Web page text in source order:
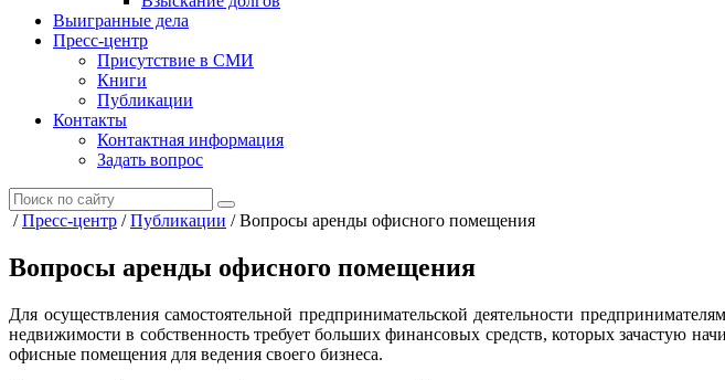
Выигранные дела
Пресс-центр
Присутствие в СМИ
Книги
Публикации
Контакты
Контактная информация
Задать вопрос
/Пресс-центр /Публикации /Вопросы аренды офисного помещения
Вопросы аренды офисного помещения
Для осуществления самостоятельной предпринимательской деятельности
недвижимости в собственность требует больших финансовых средств, которых зачастую
офисные помещения для ведения своего бизнеса.